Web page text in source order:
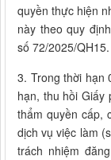
quyền thực hiện
này theo quy
số 72/2025/QH15.
3. Trong thời hạn
hạn, thu hồi Giấy
thẩm quyền cấp,
dịch vụ việc làm
trách nhiệm